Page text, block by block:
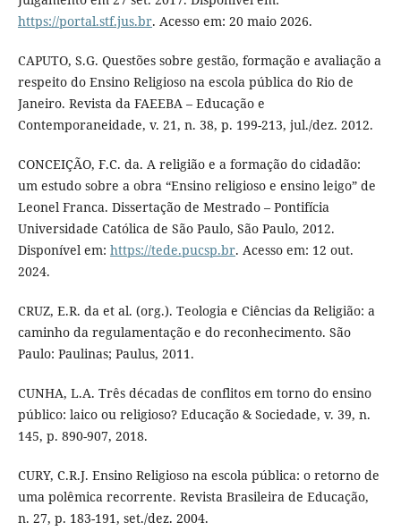
https://portal.stf.jus.br. Acesso em: 20 maio 2026.
CAPUTO, S.G. Questões sobre gestão, formação e avaliação a
respeito do Ensino Religioso na escola pública do Rio de
Janeiro. Revista da FAEEBA – Educação e
Contemporaneidade, v. 21, n. 38, p. 199-213, jul./dez. 2012.
CONCEIÇÃO, F.C. da. A religião e a formação do cidadão:
um estudo sobre a obra “Ensino religioso e ensino leigo” de
Leonel Franca. Dissertação de Mestrado – Pontifícia
Universidade Católica de São Paulo, São Paulo, 2012.
Disponível em: https://tede.pucsp.br. Acesso em: 12 out.
2024.
CRUZ, E.R. da et al. (org.). Teologia e Ciências da Religião: a
caminho da regulamentação e do reconhecimento. São
Paulo: Paulinas; Paulus, 2011.
CUNHA, L.A. Três décadas de conflitos em torno do ensino
público: laico ou religioso? Educação & Sociedade, v. 39, n.
145, p. 890-907, 2018.
CURY, C.R.J. Ensino Religioso na escola pública: o retorno de
uma polêmica recorrente. Revista Brasileira de Educação,
n. 27, p. 183-191, set./dez. 2004.